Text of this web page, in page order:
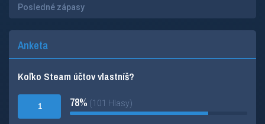
Posledné zápasy
Anketa
Koľko Steam účtov vlastníš?
1 78% (101 Hlasy)